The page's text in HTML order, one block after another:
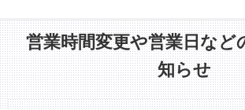
営業時間変更や営業日など
知らせ